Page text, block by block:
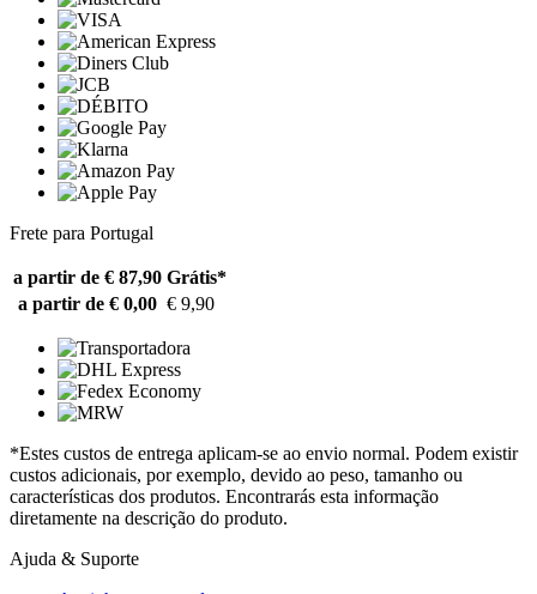
Frete para Portugal
a partir de € 87,90 Grátis*
a partir de € 0,00 € 9,90
*Estes custos de entrega aplicam-se ao envio normal. Podem existir
custos adicionais, por exemplo, devido ao peso, tamanho ou
características dos produtos. Encontrarás esta informação
diretamente na descrição do produto.
Ajuda & Suporte